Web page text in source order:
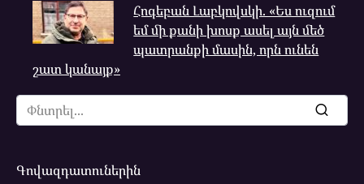
Հոգեբան Լաբկովսկի. «Ես ուզում
եմ մի քանի խոսք ասել այն մեծ
պատրանքի մասին, որն ունեն
շատ կանայք»
Search
for:
Գովազդատուներին